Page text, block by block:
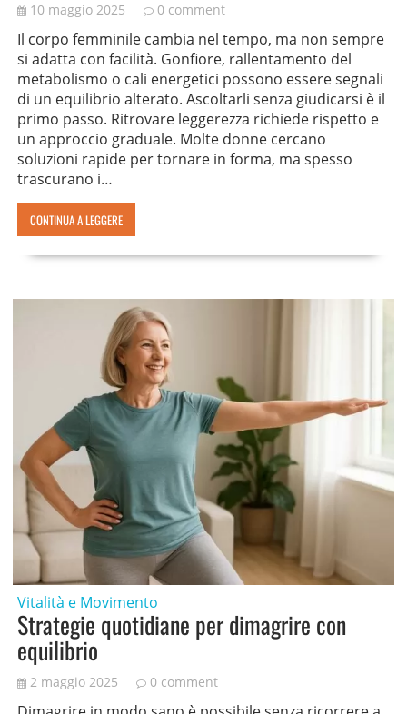
10 maggio 2025 0 comment
Il corpo femminile cambia nel tempo, ma non sempre
si adatta con facilità. Gonfiore, rallentamento del
metabolismo o cali energetici possono essere segnali
di un equilibrio alterato. Ascoltarli senza giudicarsi è il
primo passo. Ritrovare leggerezza richiede rispetto e
un approccio graduale. Molte donne cercano
soluzioni rapide per tornare in forma, ma spesso
trascurano i…
CONTINUA A LEGGERE
Vitalità e Movimento
Strategie quotidiane per dimagrire con
equilibrio
2 maggio 2025 0 comment